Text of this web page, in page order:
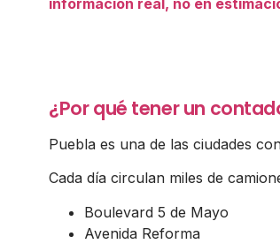
información real, no en
¿Por qué tener un
Puebla es una de las ciudades
Cada día circulan miles de
Boulevard 5 de Mayo
Avenida Reforma